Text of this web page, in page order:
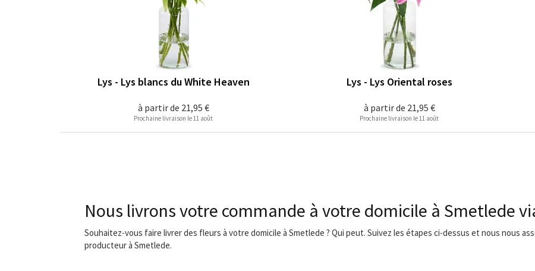
à partir de 21,95 €
Lys - Lys blancs du White Heaven
Prochaine livraison le 11 août
à partir de 21,95 €
Lys - Lys Oriental roses
Prochaine livraison le 11 août
Nous livrons votre commande à votre domicile à Smetlede
Souhaitez-vous faire livrer des fleurs à votre domicile à Smetlede ? Qui peut. Suivez les étapes ci-dessus et nous nous
producteur à Smetlede.